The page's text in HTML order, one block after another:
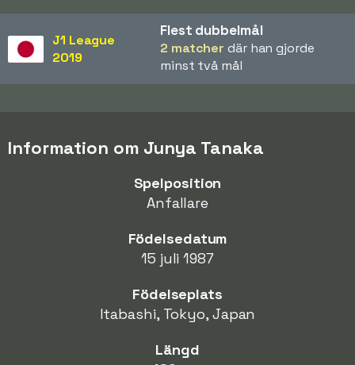
J1 League
2019
Flest dubbelmål
2 matcher där han gjorde
minst två mål
Information om Junya Tanaka
Spelposition
Anfallare
Födelsedatum
15 juli 1987
Födelseplats
Itabashi, Tokyo, Japan
Längd